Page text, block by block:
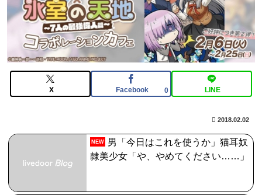
【FGO】まず宇宙進出が霊長譲ることに繋がるのが納得
してない
【雑談】アニプレックスってFGO以外で稼げるスマホゲ
ームってあるんだっけ？
【FGO】神に愛された星1バッファー。アマデウス強化
勝負四・五番目（六）と先読み【第48話】決着 配信!!
【画像】福岡、こんなのが普通に走ってるｗｗｗｗｗｗ
X Facebook 0 LINE
2018.02.02
NEW
男「今日はこれを使うか」猫耳奴
隷美少女「や、やめてください……」